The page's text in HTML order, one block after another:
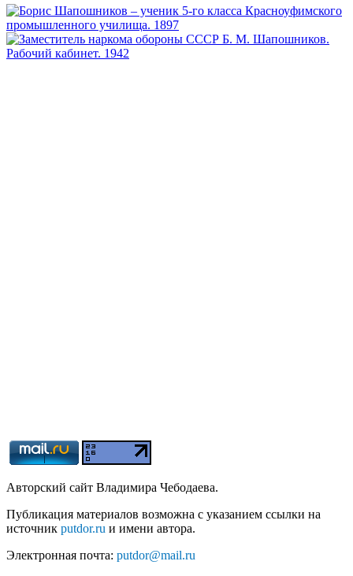
Авторский сайт Владимира Чебодаева.
Публикация материалов возможна с указанием ссылки на
источник putdor.ru и имени автора.
Электронная почта: putdor@mail.ru